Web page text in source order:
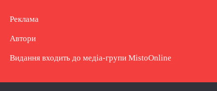
Реклама
Автори
Видання входить до медіа-групи MistoOnline